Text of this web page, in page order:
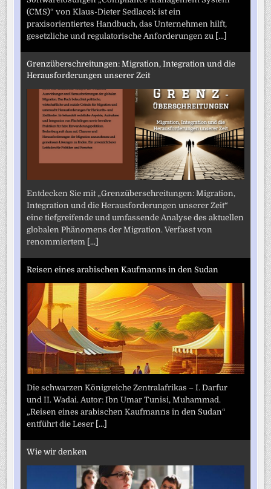
(CMS)“ von Klaus-Dieter Sedlacek ist ein
praxisorientiertes Handbuch, das Unternehmen hilft,
gesetzliche und regulatorische Anforderungen zu [...]
Grenzüberschreitungen: Migration, Integration und die
Herausforderungen unserer Zeit
Entdecken Sie mit „Grenzüberschreitungen: Migration,
Integration und die Herausforderungen unserer Zeit“
eine tiefgreifende und umfassende Analyse des aktuellen
globalen Phänomens der Migration. Verfasst von
renommiertem [...]
Reisen eines arabischen Kaufmanns in den Sudan
Die schwarzen Königreiche Zentralafrikas – I. Darfur
und II. Wadai. Autor: Ibn Umar Tunisi, Muhammad.
„Reisen eines arabischen Kaufmanns in den Sudan“
entführt die Leser [...]
Wie wir denken